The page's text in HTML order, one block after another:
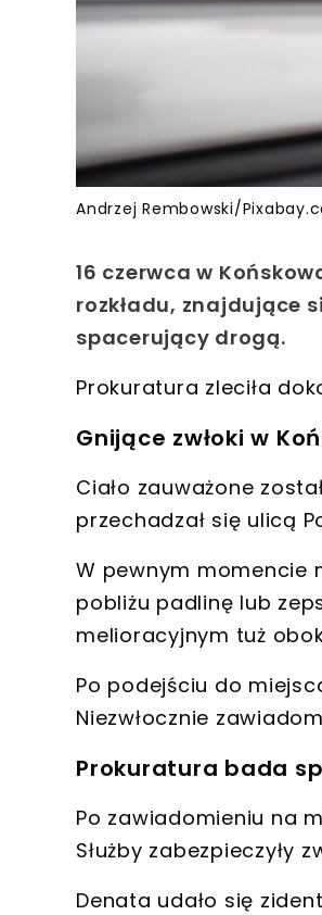
Andrzej Rembowski/
16 czerwca w
rozkładu, znajdujące
spacerujący drogą.
Prokuratura zleciła
Gnijące zwłoki w
Ciało zauważone
przechadzał się ulicą
W pewnym momencie
pobliżu padlinę lub
melioracyjnym tuż
Po podejściu do
Niezwłocznie
Prokuratura bada
Po zawiadomieniu na
Służby zabezpieczyły
Denata udało się